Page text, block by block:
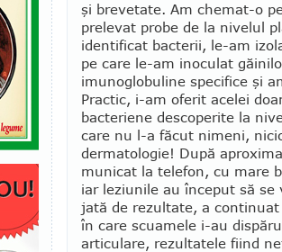
şi brevetate. Am chemat-o
prelevat probe de la nivelul
identificat bacterii, le-am
pe care le-am inoculat
imunoglobuline specifice şi
Practic, i-am oferit acelei
bacteriene descoperite la
care nu l-a făcut nimeni,
dermatologie! După
mu­nicat la telefon, cu mare
iar leziunile au început să
jată de rezultate, a
în care scuamele i-au
articulare, rezulta­tele fiind